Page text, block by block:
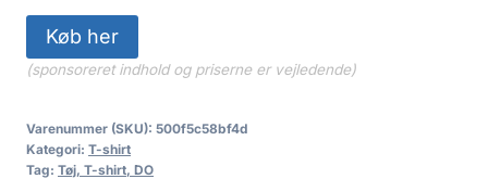
Køb her
(sponsoreret indhold og priserne er vejledende)
Varenummer (SKU): 500f5c58bf4d
Kategori: T-shirt
Tag: Tøj, T-shirt, DO